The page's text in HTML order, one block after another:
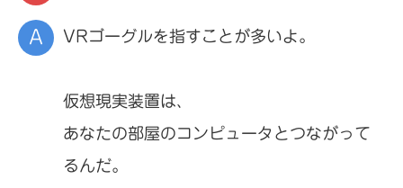
VRゴーグルを指すことが多いよ。
仮想現実装置は、
あなたの部屋のコンピュータとつながって
るんだ。